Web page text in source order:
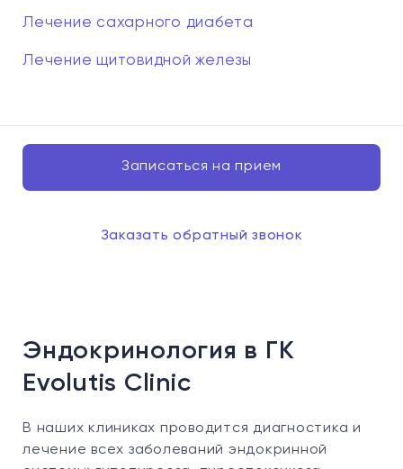
Лечение сахарного диабета
Лечение щитовидной железы
Записаться на прием
Заказать обратный звонок
Эндокринология в ГК
Evolutis Clinic
В наших клиниках проводится диагностика и
лечение всех заболеваний эндокринной